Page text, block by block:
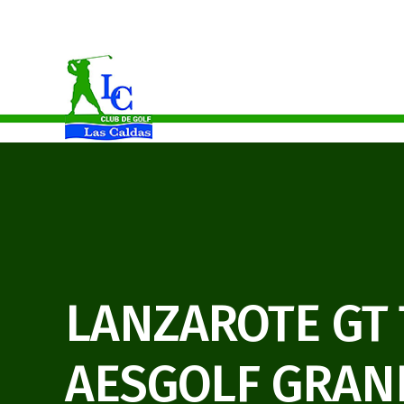
LANZAROTE GT
AESGOLF